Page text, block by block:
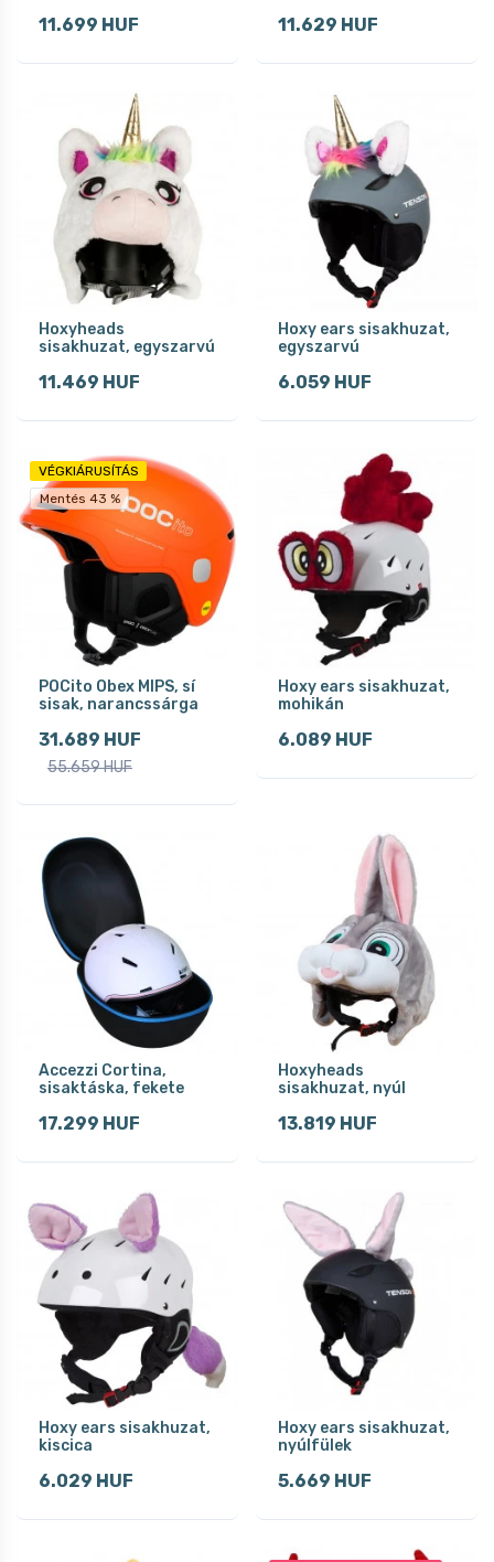
11.699 HUF 11.629 HUF
Hoxyheads
sisakhuzat, egyszarvú
11.469 HUF
Hoxy ears sisakhuzat,
egyszarvú
6.059 HUF
VÉGKIÁRUSÍTÁS
Mentés 43 %
POCito Obex MIPS, sí
sisak, narancssárga
31.689 HUF
55.659 HUF
Hoxy ears sisakhuzat,
mohikán
6.089 HUF
Accezzi Cortina,
sisaktáska, fekete
17.299 HUF
Hoxyheads
sisakhuzat, nyúl
13.819 HUF
Hoxy ears sisakhuzat,
kiscica
6.029 HUF
Hoxy ears sisakhuzat,
nyúlfülek
5.669 HUF